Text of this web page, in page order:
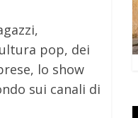
pop, dei
lo show
sui canali di